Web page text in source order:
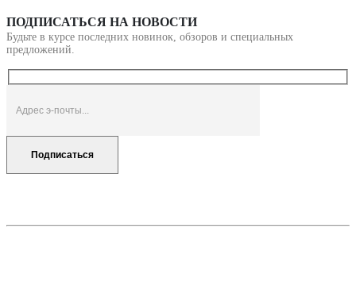
ПОДПИСАТЬСЯ НА НОВОСТИ
Будьте в курсе последних новинок, обзоров и специальных
предложений.